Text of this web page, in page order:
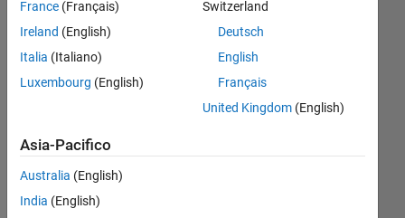
Dr W
Kurt
13 Ott
Risposta
Risposta
accettata
France (Français)
Ireland (English)
Italia (Italiano)
Luxembourg (English)
Switzerland
Deutsch
English
Français
United Kingdom(English)
Asia-Pacifico
Australia (English)
India (English)